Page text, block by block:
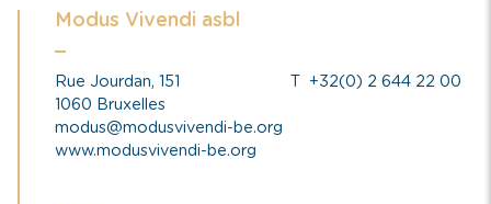
Modus Vivendi asbl
Rue Jourdan, 151
1060 Bruxelles
T +32(0) 2 644 22 00
modus@modusvivendi-be.org
www.modusvivendi-be.org